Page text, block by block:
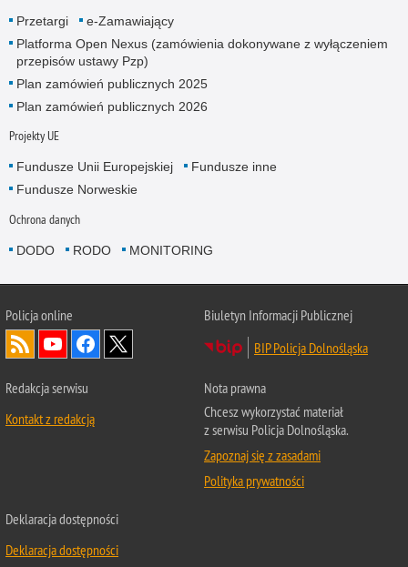
Przetargi
e-Zamawiający
Platforma Open Nexus (zamówienia dokonywane z wyłączeniem
przepisów ustawy Pzp)
Plan zamówień publicznych 2025
Plan zamówień publicznych 2026
Projekty UE
Fundusze Unii Europejskiej
Fundusze inne
Fundusze Norweskie
Ochrona danych
DODO RODO MONITORING
Policjaonline
Biuletyn Informacji Publicznej
BIP Policja Dolnośląska
Redakcja serwisu
Kontakt z redakcją
Nota prawna
Chcesz wykorzystać materiał
z serwisu Policja Dolnośląska.
Zapoznaj się z zasadami
Polityka prywatności
Deklaracja dostępności
Deklaracja dostępności